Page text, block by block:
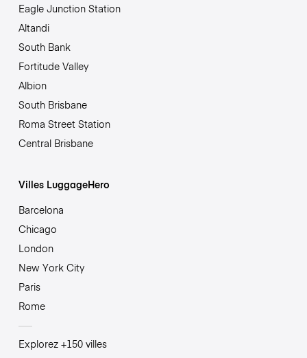
Eagle Junction Station
Altandi
South Bank
Fortitude Valley
Albion
South Brisbane
Roma Street Station
Central Brisbane
Villes LuggageHero
Barcelona
Chicago
London
New York City
Paris
Rome
Explorez +150 villes